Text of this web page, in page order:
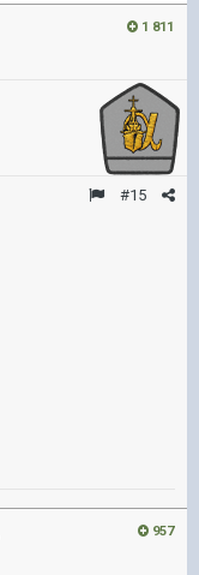
1 811
#15
957